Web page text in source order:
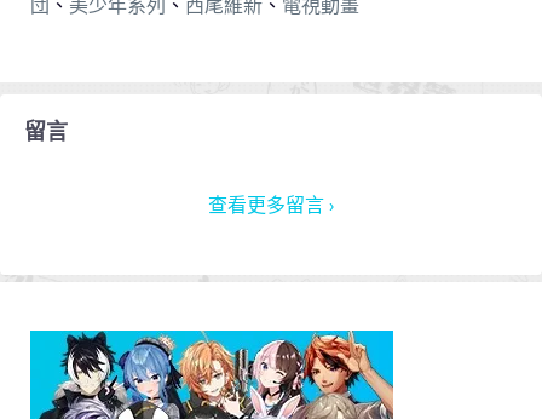
留言
查看更多留言 ›